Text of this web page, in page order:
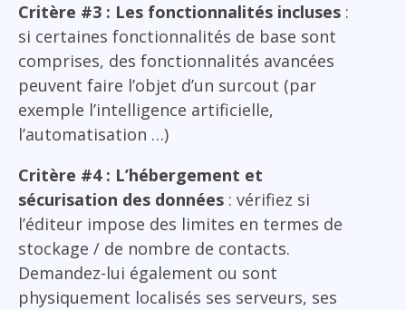
Critère #3 : Les fonctionnalités incluses :
si certaines fonctionnalités de base sont
comprises, des fonctionnalités avancées
peuvent faire l’objet d’un surcout (par
exemple l’intelligence artificielle,
l’automatisation …)
Critère #4 : L’hébergement et
sécurisation des données : vérifiez si
l’éditeur impose des limites en termes de
stockage / de nombre de contacts.
Demandez-lui également ou sont
physiquement localisés ses serveurs, ses